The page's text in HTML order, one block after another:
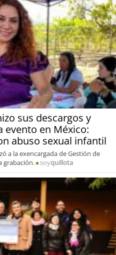
sus descargos y
evento en México:
abuso sexual infantil
a la exencargada de Gestión de
grabación.
soyquillota